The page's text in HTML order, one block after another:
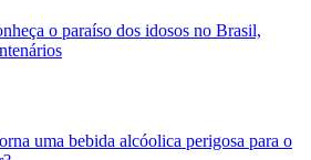
o paraíso dos idosos no Brasil,
uma bebida alcóolica perigosa para o